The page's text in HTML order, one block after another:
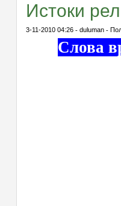
Истоки
3-11-2010 04:26 -duluman -
Слова